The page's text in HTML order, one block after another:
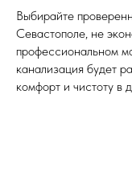
Выбирайте
Севастополе, не
профессиональном
канализация будет
комфорт и чистоту в